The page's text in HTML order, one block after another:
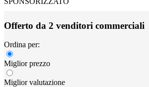
Offerto da 2 venditori commerciali
Ordina per:
Miglior prezzo
Miglior valutazione